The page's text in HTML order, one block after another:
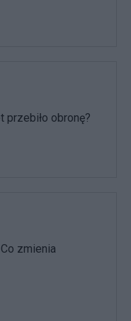
przebiło obronę?
zmienia